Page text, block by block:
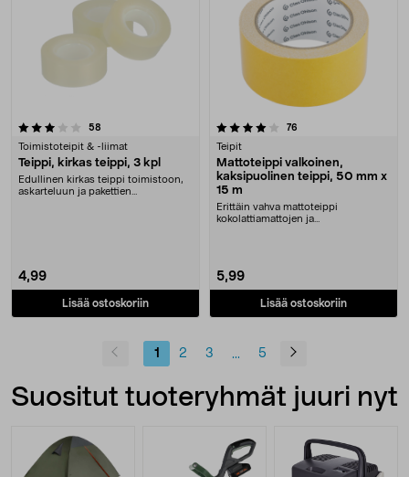
58
Toimistoteipit & -liimat
Teippi, kirkas teippi, 3 kpl
Edullinen kirkas teippi toimistoon,
askarteluun ja pakettien
4,99
Lisää ostoskoriin
4.0 viidestä tähdestä 76
Teipit
Mattoteippi valkoinen,
kaksipuolinen teippi, 50 mm x
15 m
Erittäin vahva mattoteippi
kokolattiamattojen ja
5,99
Lisää ostoskoriin
1 2 3 ... 5
Suositut tuoteryhmät juuri nyt